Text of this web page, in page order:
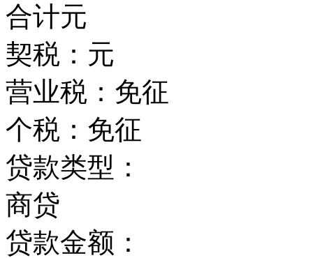
合计元
契税： 元
营业税： 免征
个税： 免征
贷款类型：
商贷
贷款金额：